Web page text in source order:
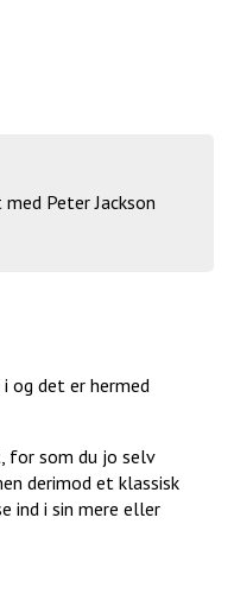
Peter Jackson
og det er hermed
for som du jo selv
derimod et klassisk
ind i sin mere eller